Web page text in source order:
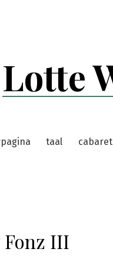
Lotte
taal
III